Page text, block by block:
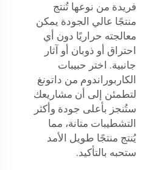
فريدة من نوعها تُنتج
منتجًا عالي الجودة يمكن
معالجته حراريًا دون أي
احتراق أو ذوبان أو آثار
جانبية. اختر حبيبات
الكاربوراندوم من داتونغ
لتطمئن إلى أن مشاريعك
ستُنجز بأعلى جودة وأكثر
التشطيبات متانة، مما
يُنتج منتجًا طويل الأمد
ستحبه بالتأكيد.